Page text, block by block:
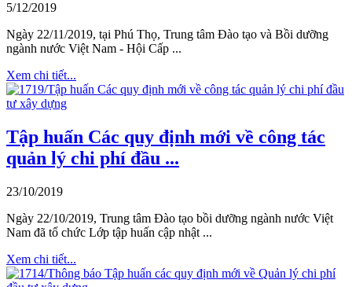
5/12/2019
Ngày 22/11/2019, tại Phú Thọ, Trung tâm Đào tạo và Bồi dưỡng
ngành nước Việt Nam - Hội Cấp ...
Xem chi tiết...
Tập huấn Các quy định mới về công tác
quản lý chi phí đầu ...
23/10/2019
Ngày 22/10/2019, Trung tâm Đào tạo bồi dưỡng ngành nước Việt
Nam đã tổ chức Lớp tập huấn cập nhật ...
Xem chi tiết...